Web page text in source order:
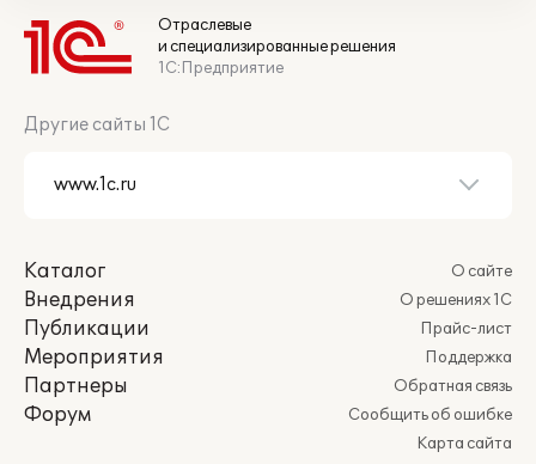
Отраслевые
и специализированные решения
1С:Предприятие
Другие сайты 1С
Каталог
Внедрения
Публикации
Мероприятия
Партнеры
Форум
О сайте
О решениях 1С
Прайс-лист
Поддержка
Обратная связь
Сообщить об ошибке
Карта сайта